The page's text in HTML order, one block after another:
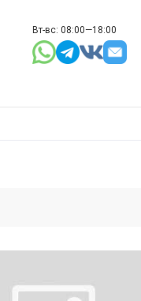
Вт-вс: 08:00—18:00